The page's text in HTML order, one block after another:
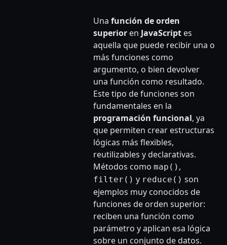
Una función de orden
superioren JavaScriptes
aquella que puede recibir una o
más funciones como
argumento, o bien devolver
una función como resultado.
Este tipo de funciones son
fundamentales en la
programación funcional, ya
que permiten crear estructuras
lógicas más flexibles,
reutilizables y declarativas.
Métodos como map() ,
filter() y reduce() son
ejemplos muy conocidos de
funciones de orden superior:
reciben una función como
parámetro y aplican esa lógica
sobre un conjunto de datos.